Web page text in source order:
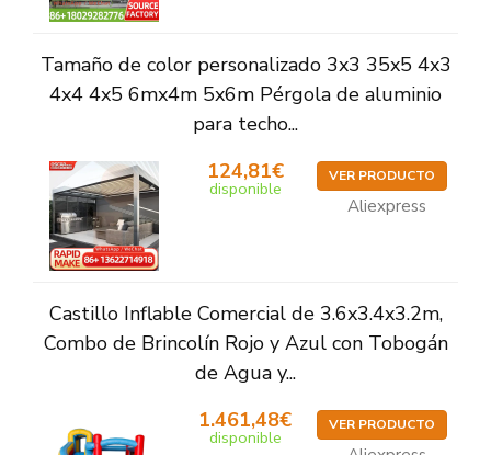
Tamaño de color personalizado 3x3 35x5 4x3
4x4 4x5 6mx4m 5x6m Pérgola de aluminio
para techo...
124,81€
disponible
VER PRODUCTO
Aliexpress
Castillo Inflable Comercial de 3.6x3.4x3.2m,
Combo de Brincolín Rojo y Azul con Tobogán
de Agua y...
1.461,48€
disponible
VER PRODUCTO